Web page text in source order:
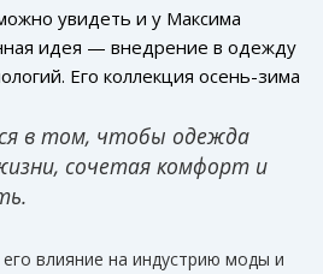
промыслов и современных
весенне-летняя коллекция
игрой контрастов, где льняные
сердца любителей моды.
коллекциях ткань, созданную
бутылок и
подчеркивает значимость
моде. Кроме того, благодаря
ее наряды способны
от окружающего
увидеть и у Максима
идея — внедрение в одежду
Его коллекция осень-зима
с встроенными
управлением через
Максим поясняет:
в том, чтобы одежда
сочетая комфорт и
влияние на индустрию моды и